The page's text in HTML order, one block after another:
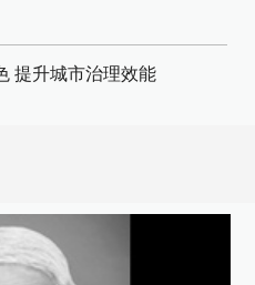
提升城市治理效能